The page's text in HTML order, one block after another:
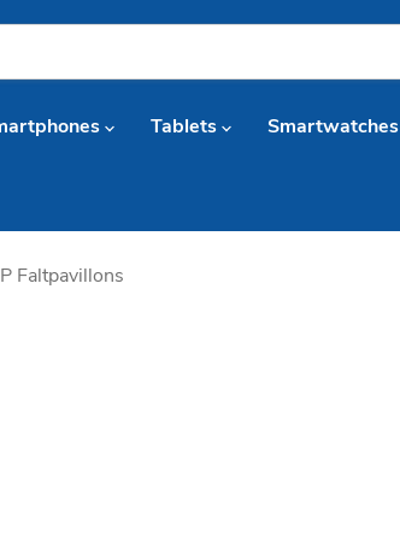
Tablets Smartwatches
Faltpavillons